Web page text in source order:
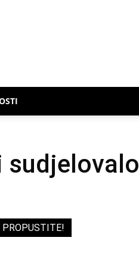
sudjelovalo
PROPUSTITE!